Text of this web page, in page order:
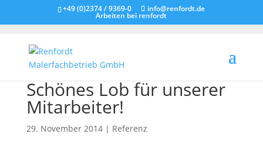
+49 (0)2374 / 9369-0 info@renfordt.de
Arbeiten bei renfordt
Schönes Lob für unserer
Mitarbeiter!
29. November 2014| Referenz